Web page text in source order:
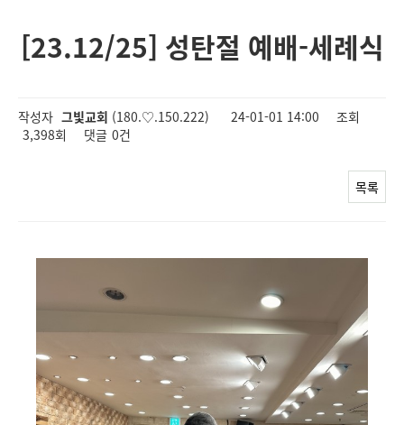
[23.12/25] 성탄절 예배-세례식
작성자 그빛교회 (180.♡.150.222) 24-01-01 14:00
조회
3,398회
댓글 0건
목록